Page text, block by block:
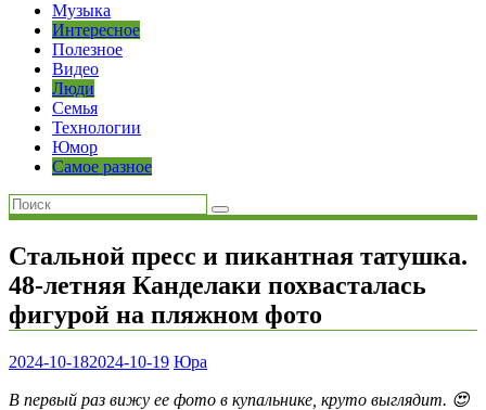
Музыка
Интересное
Полезное
Видео
Люди
Семья
Технологии
Юмор
Самое разное
Стальной пресс и пикантная татушка.
48-летняя Канделаки похвасталась
фигурой на пляжном фото
2024-10-182024-10-19 Юра
В первый раз вижу ее фото в купальнике, круто выглядит. 😍